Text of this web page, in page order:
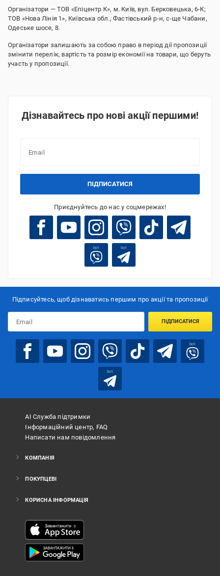
Організатори — ТОВ «Епіцентр К», м. Київ, вул. Берковецька, 6-К;
ТОВ «Нова Лінія 1», Київська обл., Фастівський р-н, с-ще Чабани,
Одеське шосе, 8.
Організатори залишають за собою право в період дії пропозиції
змінити перелік, вартість та розмір економії на товари, що беруть
участь у пропозиції.
Дізнавайтесь про нові акції першими!
ПІДПИСАТИСЯ
Приєднуйтесь до нас у соцмережах!
bot bot
Підписуйтесь, щоб дізнаватись першим про акції та пропозиції
ПІДПИСАТИСЯ
bot
bot
АІ Служба підтримки
Інформаційний центр, FAQ
Написати нам повідомлення
КОМПАНІЯ
ПОКУПЦЕВІ
КОРИСНА ІНФОРМАЦІЯ